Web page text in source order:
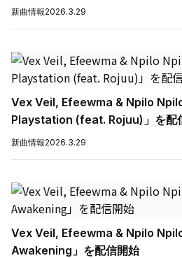
新曲情報2026.3.29
Vex Veil, Efeewma & Npilo
Playstation (feat. Rojuu)」を配
新曲情報2026.3.29
Vex Veil, Efeewma & Npilo
Awakening」を配信開始